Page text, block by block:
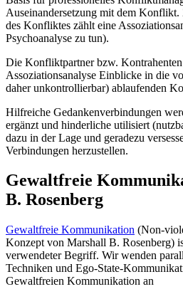
Auseinandersetzung mit dem
des Konfliktes zählt eine
Psychoanalyse zu tun).
Die Konfliktpartner bzw.
Assoziationsanalyse Einblicke in die
daher unkontrollierbar) ablaufenden
Hilfreiche Gedankenverbindungen
ergänzt und hinderliche utilisiert
dazu in der Lage und geradezu
Verbindungen herzustellen.
Gewaltfreie
B. Rosenberg
Gewaltfreie Kommunikation (Non-
Konzept von Marshall B. Rosenberg)
verwendeter Begriff. Wir wenden
Techniken und Ego-State-
Gewaltfreien Kommunikation an